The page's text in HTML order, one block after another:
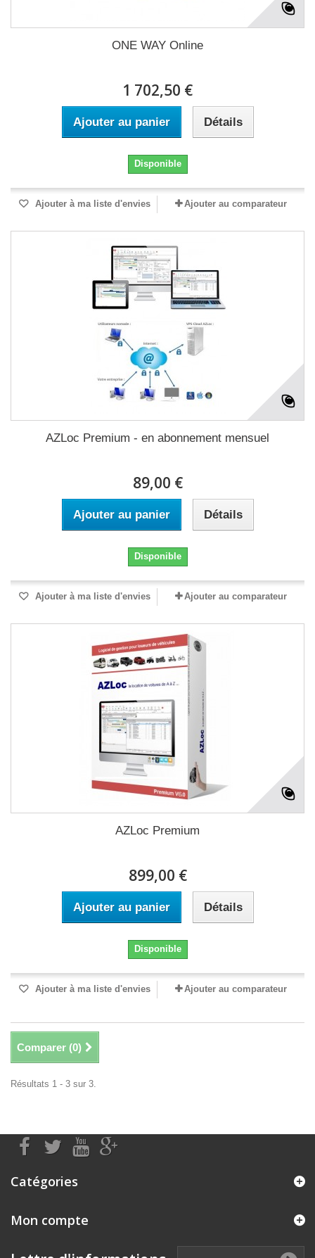
ONE WAY Online
1 702,50 €
Ajouter au panier Détails
Disponible
Ajouter à ma liste d'envies Ajouter au comparateur
AZLoc Premium - en abonnement mensuel
89,00 €
Ajouter au panier Détails
Disponible
Ajouter à ma liste d'envies Ajouter au comparateur
AZLoc Premium
899,00 €
Ajouter au panier Détails
Disponible
Ajouter à ma liste d'envies Ajouter au comparateur
Comparer (0)
Résultats 1 - 3 sur 3.
Catégories
Mon compte